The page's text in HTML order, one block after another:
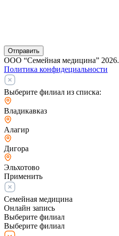
Отправить
ООО “Семейная медицина” 2026.
Политика конфидециальности
Выберите филиал из списка:
Владикавказ
Алагир
Дигора
Эльхотово
Применить
Семейная медицина
Онлайн запись
Выберите филиал
Выберите филиал